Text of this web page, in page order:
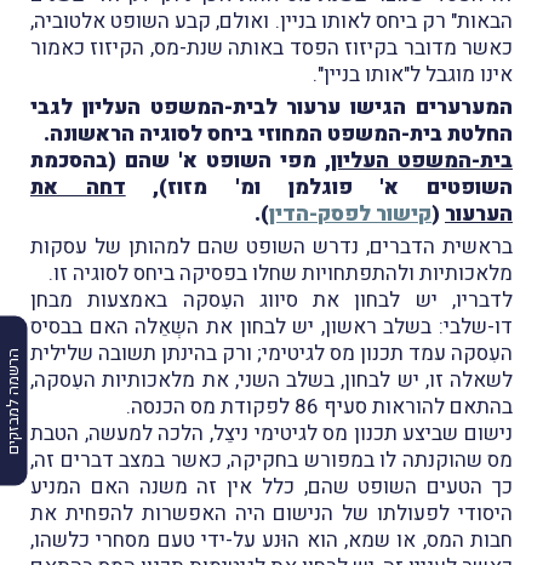
הרשמה למבזקים
הבאות" רק ביחס לאותו בניין. ואולם, קבע השופט אלטוביה,
כאשר מדובר בקיזוז הפסד באותה שנת-מס, הקיזוז כאמור
אינו מוגבל ל"אותו בניין".
המערערים הגישו ערעור לבית-המשפט העליון לגבי
החלטת בית-המשפט המחוזי ביחס לסוגיה הראשונה.
בית-המשפט העליון, מפי השופט א' שהם (בהסכמת
השופטים א' פוגלמן ומ' מזוז), דחה את
הערעור (קישור לפסק-הדין).
בראשית הדברים, נדרש השופט שהם למהותן של עסקות
מלאכותיות ולהתפתחויות שחלו בפסיקה ביחס לסוגיה זו.
לדבריו, יש לבחון את סיווג העִסקה באמצעות מבחן
דו-שלבי: בשלב ראשון, יש לבחון את השְאֵלה האם בבסיס
העִסקה עמד תכנון מס לגיטימי; ורק בהינתן תשובה שלילית
לשאלה זו, יש לבחון, בשלב השני, את מלאכותיות העִסקה,
בהתאם להוראות סעיף 86 לפקודת מס הכנסה.
נישום שביצע תכנון מס לגיטימי ניצֵל, הלכה למעשה, הטבת
מס שהוקנתה לו במפורש בחקיקה, כאשר במצב דברים זה,
כך הטעים השופט שהם, כלל אין זה משנה האם המניע
היסודי לפעולתו של הנישום היה האפשרות להפחית את
חבות המס, או שמא, הוא הוּנע על-ידי טעם מסחרי כלשהו,